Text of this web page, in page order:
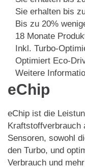
Sie erhalten bis
Bis zu 20%
18 Monate
Inkl. Turbo-
Optimiert Eco-
Weitere
eChip
eChip ist die
Kraftstoffverbrauch
Sensoren, sowohl
den Turbo, und
Verbrauch und